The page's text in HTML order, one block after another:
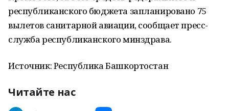
республиканского бюджета запланировано 75
вылетов санитарной авиации, сообщает пресс-
служба республиканского минздрава.
Источник: Республика Башкортостан
Читайте нас